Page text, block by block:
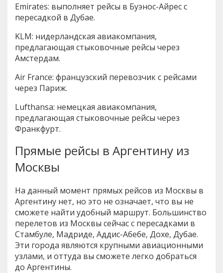
Emirates: выполняет рейсы в Буэнос-Айрес с
пересадкой в Дубае.
KLM: нидерландская авиакомпания,
предлагающая стыковочные рейсы через
Амстердам.
Air France: французский перевозчик с рейсами
через Париж.
Lufthansa: немецкая авиакомпания,
предлагающая стыковочные рейсы через
Франкфурт.
Прямые рейсы в Аргентину из
Москвы
На данный момент прямых рейсов из Москвы в
Аргентину нет, но это не означает, что вы не
сможете найти удобный маршрут. Большинство
перелетов из Москвы сейчас с пересадками в
Стамбуле, Мадриде, Аддис-Абебе, Дохе, Дубае.
Эти города являются крупными авиационными
узлами, и оттуда вы сможете легко добраться
до Аргентины.